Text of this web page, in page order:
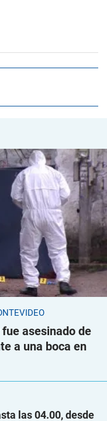
asesinado de
a una boca en
las 04.00, desde